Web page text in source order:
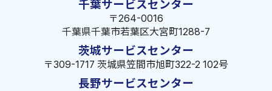
千葉サービスセンター
〒264-0016
千葉県千葉市若葉区大宮町1288-7
茨城サービスセンター
〒309-1717 茨城県笠間市旭町322-2 102号
長野サービスセンター